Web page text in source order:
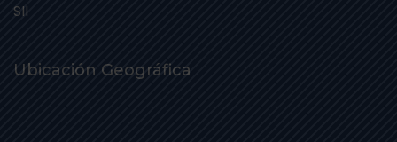
SII
Ubicación Geográfica